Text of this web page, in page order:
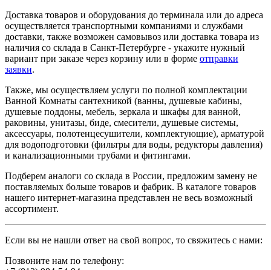
Доставка товаров и оборудования до терминала или до адреса
осуществляется транспортными компаниями и службами
доставки, также возможен самовывоз или доставка товара из
наличия со склада в Санкт-Петербурге - укажите нужный
вариант при заказе через корзину или в форме отправки
заявки.
Также, мы осуществляем услуги по полной комплектации
Ванной Комнаты сантехникой (ванны, душевые кабины,
душевые поддоны, мебель, зеркала и шкафы для ванной,
раковины, унитазы, биде, смесители, душевые системы,
аксессуары, полотенцесушители, комплектующие), арматурой
для водоподготовки (фильтры для воды, редукторы давления)
и канализационными трубами и фитингами.
Подберем аналоги со склада в России, предложим замену не
поставляемых больше товаров и фабрик. В каталоге товаров
нашего интернет-магазина представлен не весь возможный
ассортимент.
Если вы не нашли ответ на свой вопрос, то свяжитесь с нами:
Позвоните нам по телефону: